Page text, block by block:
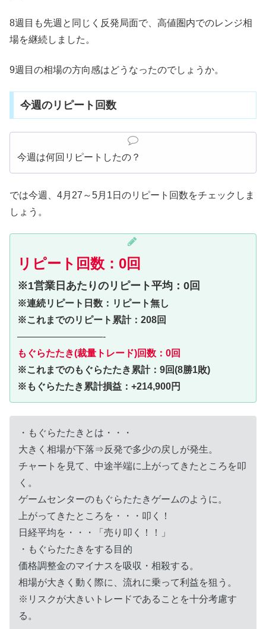
8週目も先週と同じく反発局面で、高値圏内でのレンジ相
場を継続しました。
9週目の相場の方向感はどうなったのでしょうか。
今週のリピート回数
今週は何回リピートしたの？
では今週、4月27～5月1日のリピート回数をチェックしま
しょう。
リピート回数：0回
※1営業日あたりのリピート平均：0回
※連続リピート日数：リピート無し
※これまでのリピート累計：208回
—————————-
もぐらたたき(裁量トレード)回数：0回
※これまでのもぐらたたき累計：9回(8勝1敗)
※もぐらたたき累計損益：+214,900円
・もぐらたたきとは・・・
大きく相場が下落⇒反発で多少の戻しが発生。
チャートを見て、中途半端に上がってきたところを叩
く。
ゲームセンターのもぐらたたきゲームのように。
上がってきたところを・・・叩く！
日経平均を・・・「売り叩く！！」
・もぐらたたきをする目的
価格調整金のマイナスを吸収・相殺する。
相場が大きく動く際に、流れに乗って利益を狙う。
※リスクが大きいトレードであることを十分考慮す
る。